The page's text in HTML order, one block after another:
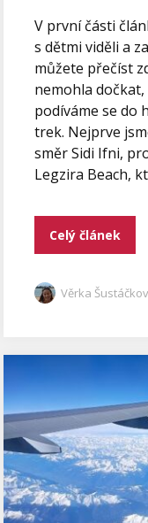
V první části
s dětmi viděli a
můžete přečíst
nemohla dočkat,
podíváme se do
trek. Nejprve
směr Sidi Ifni,
Legzira Beach,
Celý článek
Věrka